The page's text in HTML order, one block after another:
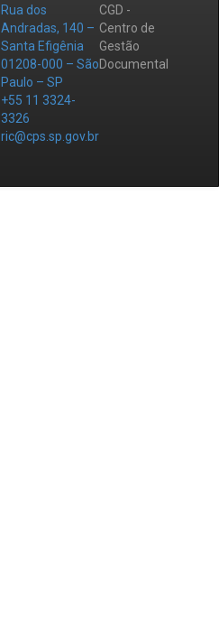
Rua dos
Andradas, 140 –
Santa Efigênia
01208-000 – São
Paulo – SP
+55 11 3324-
3326
ric@cps.sp.gov.br
CGD -
Centro de
Gestão
Documental